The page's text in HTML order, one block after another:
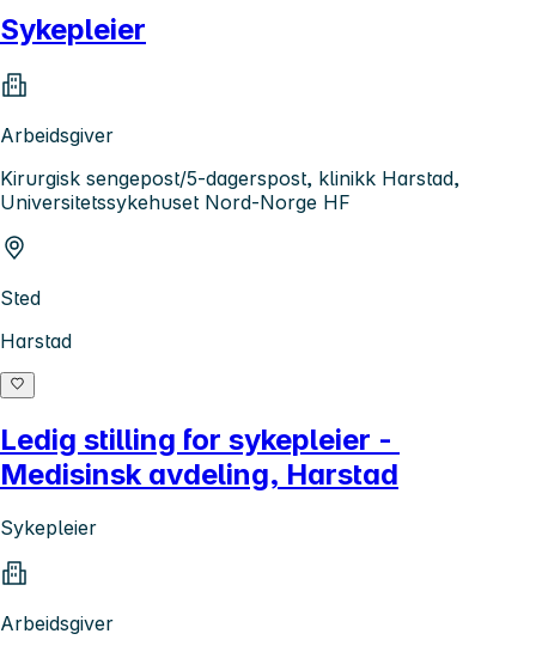
Sykepleier
Arbeidsgiver
Kirurgisk sengepost/5-dagerspost, klinikk Harstad,
Universitetssykehuset Nord-Norge HF
Sted
Harstad
Ledig stilling for sykepleier -
Medisinsk avdeling, Harstad
Sykepleier
Arbeidsgiver